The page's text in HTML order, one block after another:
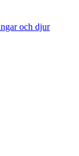
och djur